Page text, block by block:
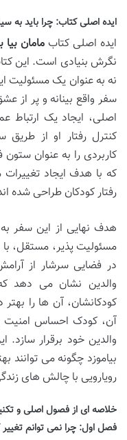
ایده اصلی کتاب: چرا باید به
ایده اصلی کتابمامان
نگرش بنیادی است. این
نه به عنوان یک مسئولیت
سفر واقع بینانه و پر از
اصلی، ایجاد یک ارتباط
کاربردی را به عنوان
که با هدف ایجاد
رفتار کودکان طراحی شده
هدف نهایی از این سفر
مسئولیت پذیر، مستقل،
در فضایی سرشار از
والدین نشان می دهد
کودکانشان، آن ها را
آن، کودک احساس امنیت
والدین خود برقرار سازد.
بیاموزد چگونه می توانند
رویارویی با چالش های
خلاصه ای از فصول اصلی و
فصل اول: چرا نمی توانم